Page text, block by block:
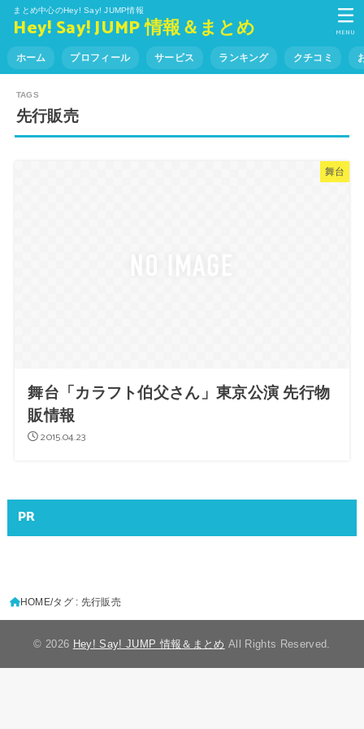
まとめ中心のHey! Say! JUMP情報
Hey! Say! JUMP 情報＆まとめ
ホーム プロフィール サービス ランキング クチコミ
MENU
先行販売
舞台
舞台「カラフト伯父さん」東京公演 先行物
販情報
2015.04.23
PR
HOME タグ : 先行販売
© 2026 Hey! Say! JUMP 情報＆まとめ All Rights Reserved.